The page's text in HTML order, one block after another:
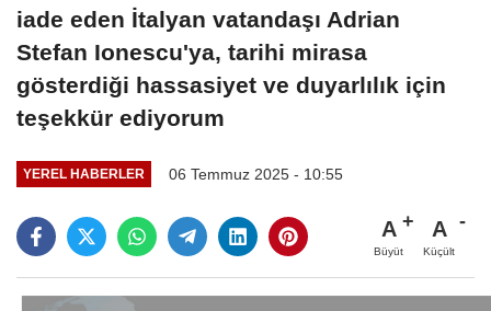
iade eden İtalyan vatandaşı Adrian
Stefan Ionescu'ya, tarihi mirasa
gösterdiği hassasiyet ve duyarlılık için
teşekkür ediyorum
YEREL HABERLER 06 Temmuz 2025 - 10:55
A
Büyüt
A
Küçült